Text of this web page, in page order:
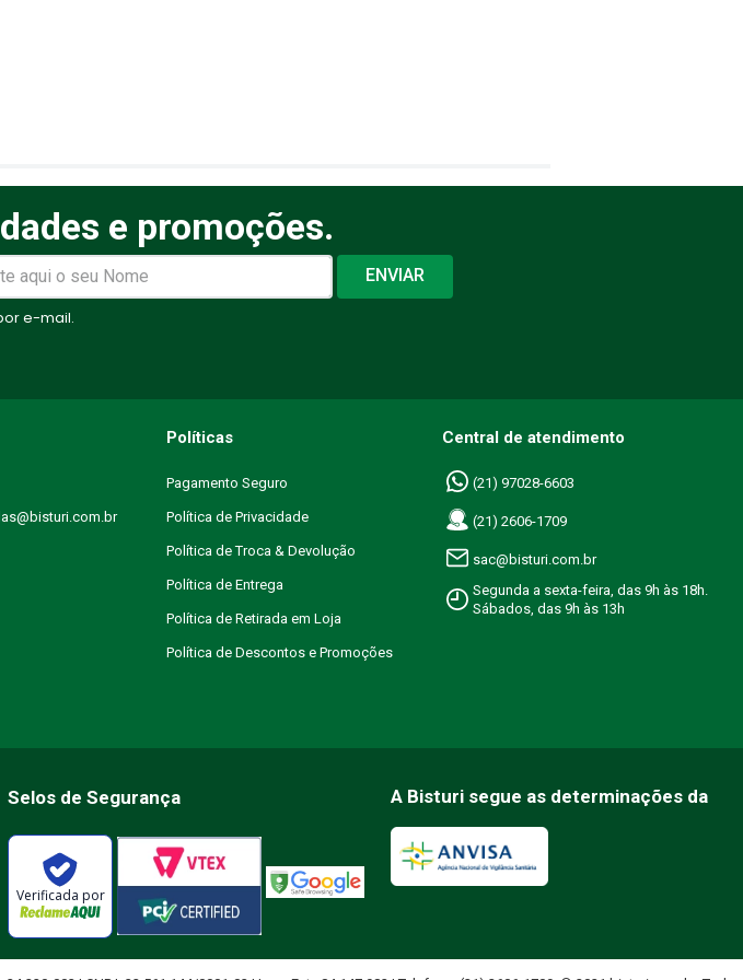
e promoções.
ENVIAR
e-mail.
Políticas
Pagamento Seguro
Política de Privacidade
Política de Troca & Devolução
Política de Entrega
Política de Retirada em Loja
Política de Descontos e Promoções
Central de atendimento
(21) 97028-6603
(21) 2606-1709
sac@bisturi.com.br
Segunda a sexta-feira, das 9h às 18h.
Sábados, das 9h às 13h
Selos de Segurança
Verificada por
A Bisturi segue as determinações da